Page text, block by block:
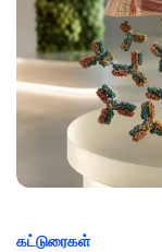
கட்டுரைகள்